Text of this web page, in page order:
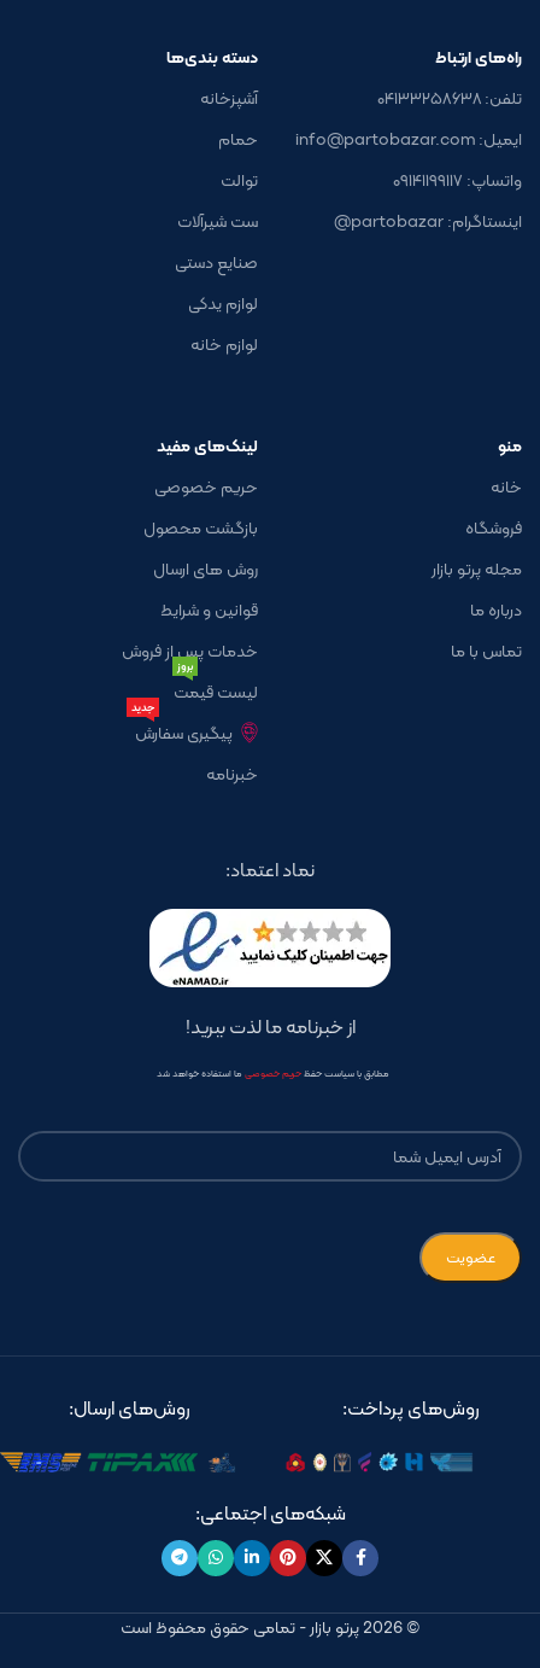
راه‌های ارتباط
تلفن: ۰۴۱۳۳۲۵۸۶۳۸
ایمیل: info@partobazar.com
واتساپ: ۰۹۱۴۱۱۹۹۱۱۷
اینستاگرام: partobazar@
دسته بندی‌ها
آشپزخانه
حمام
توالت
ست شیرآلات
صنایع دستی
لوازم یدکی
لوازم خانه
منو
خانه
فروشگاه
مجله پرتو بازار
درباره ما
تماس با ما
لینک‌های مفید
حریم خصوصی
بازگشت محصول
روش های ارسال
قوانین و شرایط
خدمات پس از فروش
لیست قیمت
بروز
پیگیری سفارش
جدید
خبرنامه
نماد اعتماد:
از خبرنامه ما لذت ببرید!
مطابق با سیاست حفظحریم خصوصی ما استفاده خواهد شد
روش‌های پرداخت: روش‌های ارسال:
شبکه‌های اجتماعی:
© 2026 پرتو بازار - تمامی حقوق محفوظ است